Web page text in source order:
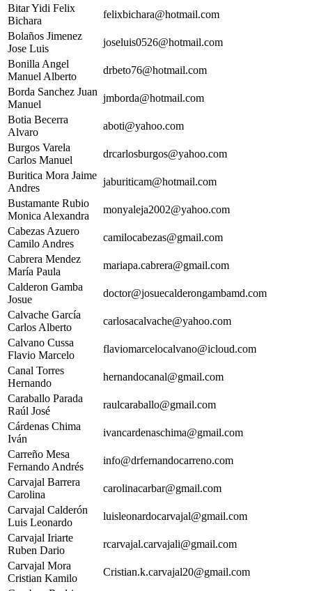
Bitar Yidi Felix
Bichara
felixbichara@hotmail.com
Bolaños Jimenez
Jose Luis
joseluis0526@hotmail.com
Bonilla Angel
Manuel Alberto
drbeto76@hotmail.com
Borda Sanchez Juan
Manuel
jmborda@hotmail.com
Botia Becerra
Alvaro
aboti@yahoo.com
Burgos Varela
Carlos Manuel
drcarlosburgos@yahoo.com
Buritica Mora Jaime
Andres
jaburiticam@hotmail.com
Bustamante Rubio
Monica Alexandra
monyaleja2002@yahoo.com
Cabezas Azuero
Camilo Andres
camilocabezas@gmail.com
Cabrera Mendez
María Paula
mariapa.cabrera@gmail.com
Calderon Gamba
Josue
doctor@josuecalderongambamd.com
Calvache García
Carlos Alberto
carlosacalvache@yahoo.com
Calvano Cussa
Flavio Marcelo
flaviomarcelocalvano@icloud.com
Canal Torres
Hernando
hernandocanal@gmail.com
Caraballo Parada
Raúl José
raulcaraballo@gmail.com
Cárdenas Chima
Iván
ivancardenaschima@gmail.com
Carreño Mesa
Fernando Andrés
info@drfernandocarreno.com
Carvajal Barrera
Carolina
carolinacarbar@gmail.com
Carvajal Calderón
Luis Leonardo
luisleonardocarvajal@gmail.com
Carvajal Iriarte
Ruben Dario
rcarvajal.carvajali@gmail.com
Carvajal Mora
Cristian Kamilo
Cristian.k.carvajal20@gmail.com